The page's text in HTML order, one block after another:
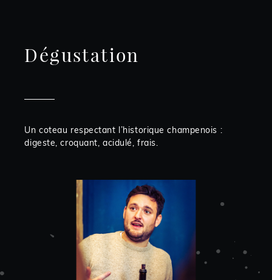
Dégustation
Un coteau respectant l’historique champenois :
digeste, croquant, acidulé, frais.